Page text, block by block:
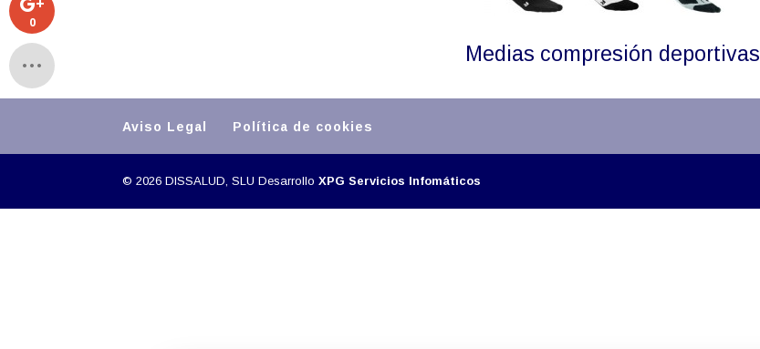
Medias compresión deportivas
Aviso Legal Política de cookies
©2026 DISSALUD, SLU DesarrolloXPG Servicios Infomáticos
0